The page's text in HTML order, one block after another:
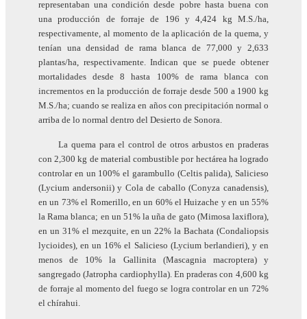
representaban una condición desde pobre hasta buena con
una producción de forraje de 196 y 4,424 kg M.S./ha,
respectivamente, al momento de la aplicación de la quema, y
tenían una densidad de rama blanca de 77,000 y 2,633
plantas/ha, respectivamente. Indican que se puede obtener
mortalidades desde 8 hasta 100% de rama blanca con
incrementos en la producción de forraje desde 500 a 1900 kg
M.S./ha; cuando se realiza en años con precipitación normal o
arriba de lo normal dentro del Desierto de Sonora.
La quema para el control de otros arbustos en praderas
con 2,300 kg de material combustible por hectárea ha logrado
controlar en un 100% el garambullo (Celtis palida), Salicieso
(Lycium andersonii) y Cola de caballo (Conyza canadensis),
en un 73% el Romerillo, en un 60% el Huizache y en un 55%
la Rama blanca; en un 51% la uña de gato (Mimosa laxiflora),
en un 31% el mezquite, en un 22% la Bachata (Condaliopsis
lycioides), en un 16% el Salicieso (Lycium berlandieri), y en
menos de 10% la Gallinita (Mascagnia macroptera) y
sangregado (Jatropha cardiophylla). En praderas con 4,600 kg
de forraje al momento del fuego se logra controlar en un 72%
el chírahui.